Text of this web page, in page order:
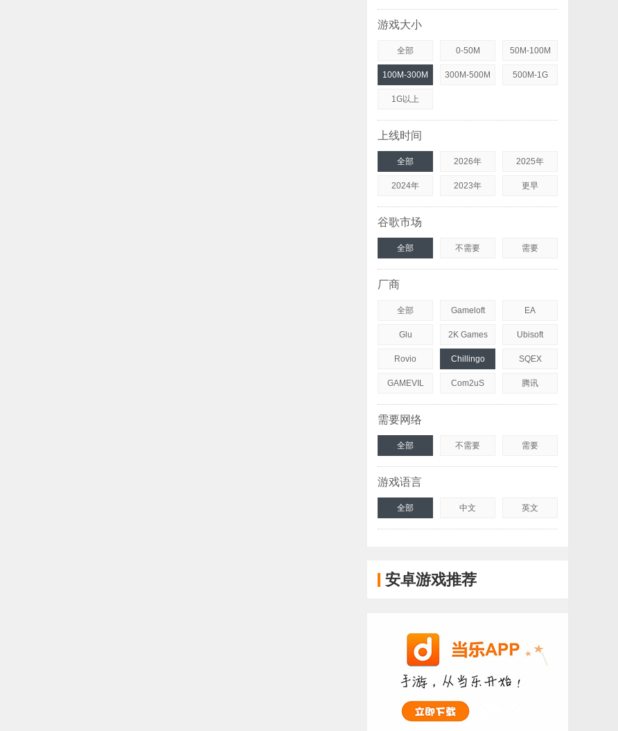
游戏大小
全部 0-50M 50M-100M
100M-300M 300M-500M 500M-1G
1G以上
上线时间
全部 2026年 2025年
2024年 2023年 更早
谷歌市场
全部 不需要 需要
厂商
全部 Gameloft EA
Glu 2K Games Ubisoft
Rovio Chillingo SQEX
GAMEVIL Com2uS 腾讯
需要网络
全部 不需要 需要
游戏语言
全部 中文 英文
安卓游戏推荐